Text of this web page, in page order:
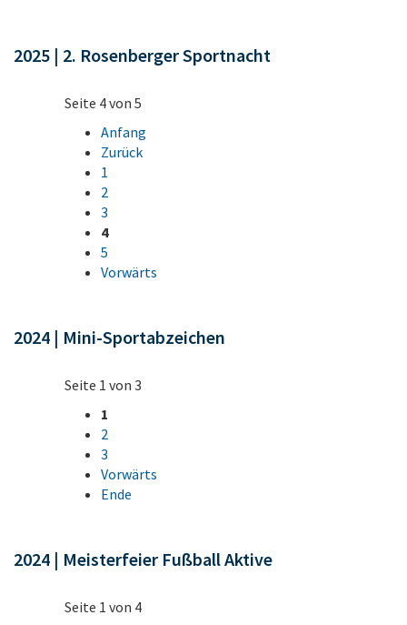
2025 | 2. Rosenberger Sportnacht
Seite 4 von 5
Anfang
Zurück
1
2
3
4
5
Vorwärts
2024 | Mini-Sportabzeichen
Seite 1 von 3
1
2
3
Vorwärts
Ende
2024 | Meisterfeier Fußball Aktive
Seite 1 von 4